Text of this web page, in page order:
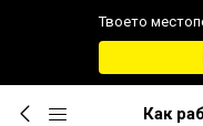
Твоето
Как